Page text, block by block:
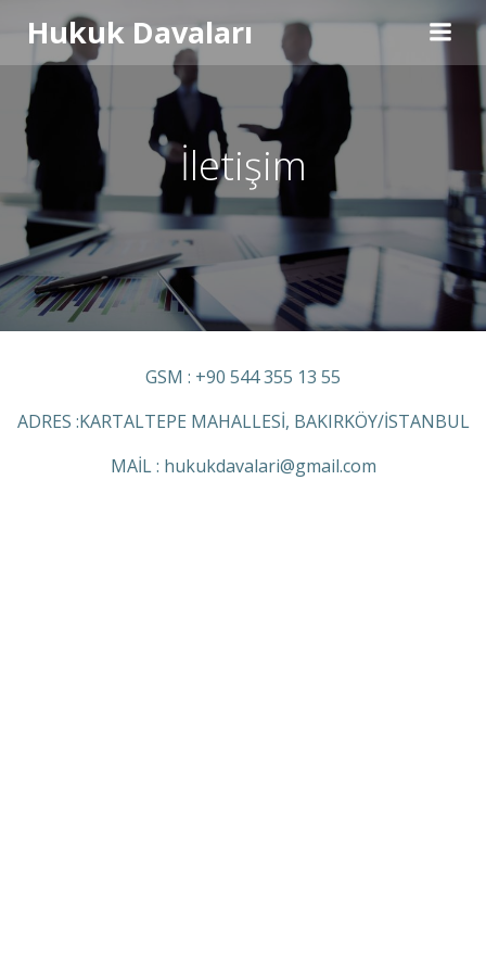
geç
Hukuk Davaları
İletişim
GSM : +90 544 355 13 55
ADRES :KARTALTEPE MAHALLESİ, BAKIRKÖY/İSTANBUL
MAİL : hukukdavalari@gmail.com